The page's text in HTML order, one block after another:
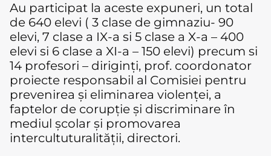
Au participat la aceste expuneri, un total
de 640 elevi ( 3 clase de gimnaziu- 90
elevi, 7 clase a IX-a si 5 clase a X-a – 400
elevi si 6 clase a XI-a – 150 elevi) precum si
14 profesori – diriginți, prof. coordonator
proiecte responsabil al Comisiei pentru
prevenirea și eliminarea violenței, a
faptelor de corupție și discriminare în
mediul școlar și promovarea
intercultuturalității, directori.